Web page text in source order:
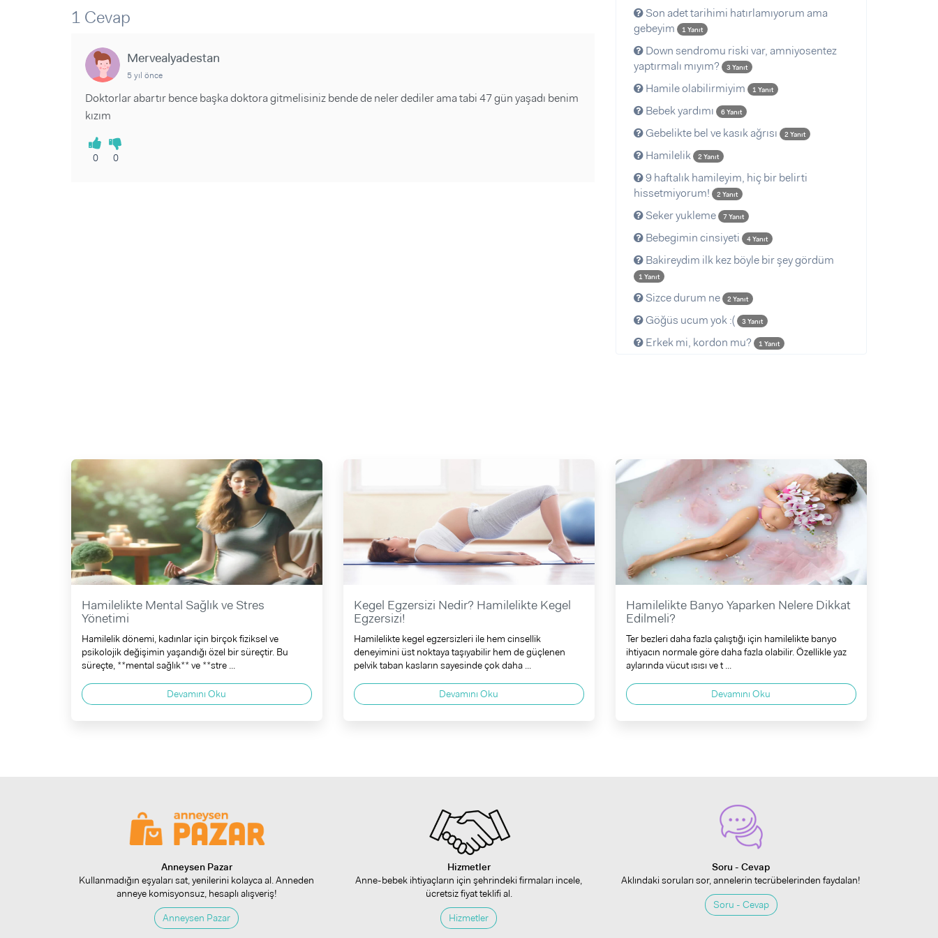
Makaleler
1 Cevap
Mervealyadestan
5 yıl önce
Doktorlar abartır bence başka doktora gitmelisiniz bende de neler dediler ama tabi 47 gün yaşadı benim
kızım
0 0
Son adet tarihimi hatırlamıyorum ama
gebeyim
1 Yanıt
Down sendromu riski var, amniyosentez
yaptırmalı mıyım?
3 Yanıt
Hamile olabilirmiyim 1 Yanıt
Bebek yardımı 6 Yanıt
Gebelikte bel ve kasık ağrısı 2 Yanıt
Hamilelik 2 Yanıt
9 haftalık hamileyim, hiç bir belirti
hissetmiyorum!
2 Yanıt
Seker yukleme 7 Yanıt
Bebegimin cinsiyeti 4 Yanıt
Bakireydim ilk kez böyle bir şey gördüm
1 Yanıt
Sizce durum ne 2 Yanıt
Göğüs ucum yok :( 3 Yanıt
Erkek mi, kordon mu? 1 Yanıt
Hamilelikte Mental Sağlık ve Stres
Yönetimi
Hamilelik dönemi, kadınlar için birçok fiziksel ve
psikolojik değişimin yaşandığı özel bir süreçtir. Bu
süreçte, **mental sağlık** ve **stre ...
Devamını Oku
Kegel Egzersizi Nedir? Hamilelikte Kegel
Egzersizi!
Hamilelikte kegel egzersizleri ile hem cinsellik
deneyimini üst noktaya taşıyabilir hem de güçlenen
pelvik taban kasların sayesinde çok daha ...
Devamını Oku
Hamilelikte Banyo Yaparken Nelere Dikkat
Edilmeli?
Ter bezleri daha fazla çalıştığı için hamilelikte banyo
ihtiyacın normale göre daha fazla olabilir. Özellikle yaz
aylarında vücut ısısı ve t ...
Devamını Oku
Anneysen Pazar
Kullanmadığın eşyaları sat, yenilerini kolayca al. Anneden
anneye komisyonsuz, hesaplı alışveriş!
Anneysen Pazar
Hizmetler
Anne-bebek ihtiyaçların için şehrindeki firmaları incele,
ücretsiz fiyat teklifi al.
Hizmetler
Soru - Cevap
Aklındaki soruları sor, annelerin tecrübelerinden faydalan!
Soru - Cevap